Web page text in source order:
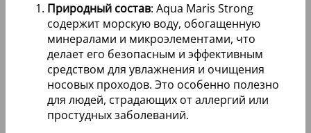
Природный состав: Aqua Maris Strong
содержит морскую воду, обогащенную
минералами и микроэлементами, что
делает его безопасным и эффективным
средством для увлажнения и очищения
носовых проходов. Это особенно полезно
для людей, страдающих от аллергий или
простудных заболеваний.